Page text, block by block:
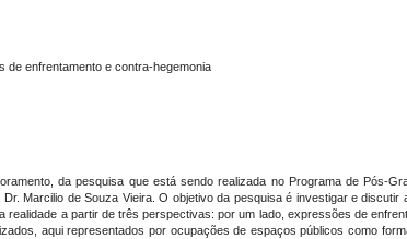
de enfrentamento e contra-hegemonia
da pesquisa que está sendo realizada no Programa de Pós-
Marcilio de Souza Vieira. O objetivo da pesquisa é investigar e
a partir de três perspectivas: por um lado, expressões de
aqui representados por ocupações de espaços públicos como